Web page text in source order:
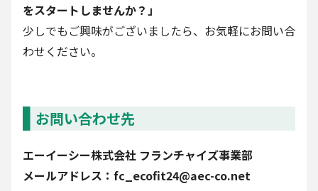
をスタートしませんか？」
少しでもご興味がございましたら、お気軽にお問い合
わせください。
お問い合わせ先
エーイーシー株式会社 フランチャイズ事業部
メールアドレス：fc_ecofit24@aec-co.net